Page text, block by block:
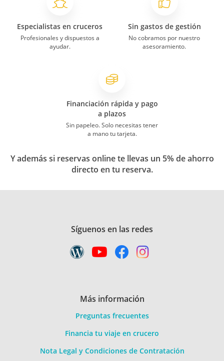
Especialistas en cruceros
Profesionales y dispuestos a
ayudar.
Sin gastos de gestión
No cobramos por nuestro
asesoramiento.
Financiación rápida y pago
a plazos
Sin papeleo. Solo necesitas tener
a mano tu tarjeta.
Y además si reservas online te llevas un 5% de ahorro
directo en tu reserva.
Síguenos en las redes
Más información
Preguntas frecuentes
Financia tu viaje en crucero
Nota Legal y Condiciones de Contratación